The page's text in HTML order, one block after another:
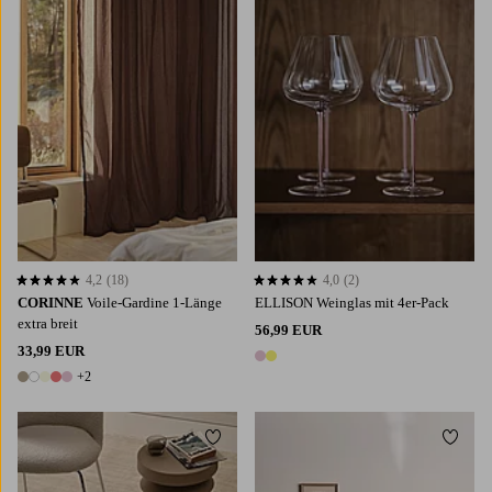
CORINNE Voile-Gardine 1-Länge
extra breit
33,99 EUR
7 Farben
+2
4,2 basierend auf 18 Bewertungen
4,2 (18)
ELLISON Weinglas mit 4er-Pack
56,99 EUR
2 Farben
4,0 basierend auf 2 Bewertungen
4,0 (2)
Zu Favoriten hinzufügen
80X250 160X230 200X300300X400
Zu